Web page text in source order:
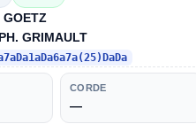
GOETZ
GRIMAULT
CORDE
—